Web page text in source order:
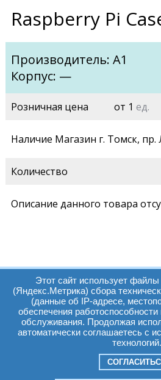
Raspberry Pi
Производитель: A1
Корпус: —
Розничная цена от 1 ед.
Наличие Магазин г. Томск, пр.
Количество
Описание данного товара
Часы работы:
Суб. Воскр. вых.
Этот сайт использует
(Яндекс.Метрика) сбора
(данные об IP-адресе,
обеспечения
обслуживания. Продолжая
автоматически соглашаетесь с
технологий.